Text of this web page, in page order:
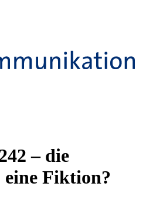
– die
Fiktion?